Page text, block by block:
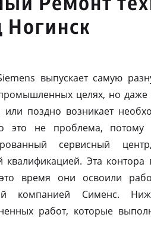
Ногинск
выпускает самую
целях, но даже
поздно возникает
это не проблема, потому
сервисный
квалификацией. Эта
время они освоили
компанией Сименс.
работ, которые